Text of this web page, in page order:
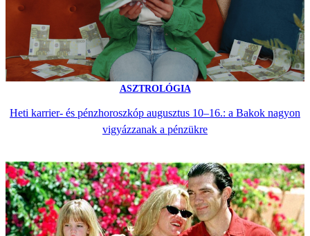
ASZTROLÓGIA
Heti karrier- és pénzhoroszkóp augusztus 10–16.: a Bakok nagyon
vigyázzanak a pénzükre